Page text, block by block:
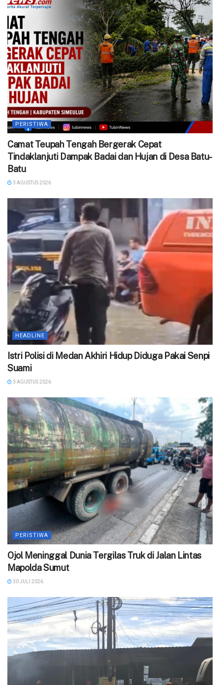
PERISTIWA
Camat Teupah Tengah Bergerak Cepat
Tindaklanjuti Dampak Badai dan Hujan di Desa Batu-
Batu
3 AGUSTUS 2026
HEADLINE
‎Istri Polisi di Medan Akhiri Hidup Diduga Pakai Senpi
Suami
3 AGUSTUS 2026
PERISTIWA
Ojol Meninggal Dunia Tergilas Truk di Jalan Lintas
Mapolda Sumut
30 JULI 2026